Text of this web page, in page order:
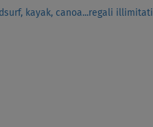
kayak, canoa...regali illimitati